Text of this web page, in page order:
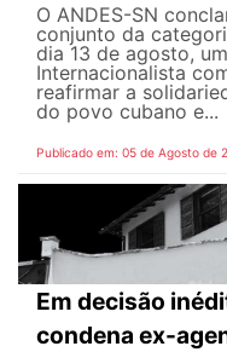
O ANDES-SN
conjunto da
dia 13 de agosto,
Internacionalista
reafirmar a
do povo cubano e...
Publicado em: 05 de Agosto de
Em decisão
condena ex-